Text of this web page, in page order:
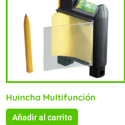
Huincha Multifunción
Añadir al carrito